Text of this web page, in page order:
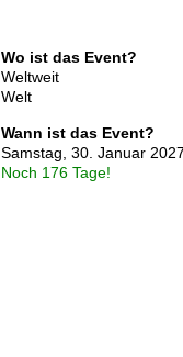
Wo ist das Event?
Weltweit
Welt
Wann ist das Event?
Samstag, 30. Januar 2027
Noch 176 Tage!